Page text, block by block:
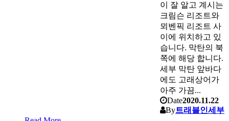
이 잘 알고 계시는
크림슨 리조트와
뫼벤픽 리조트 사
이에 위치하고 있
습니다. 막탄의 북
쪽에 해당 합니다.
세부 막탄 앞바다
에도 고래상어가
아주 가끔...
Date2020.11.22
By트래블인세부